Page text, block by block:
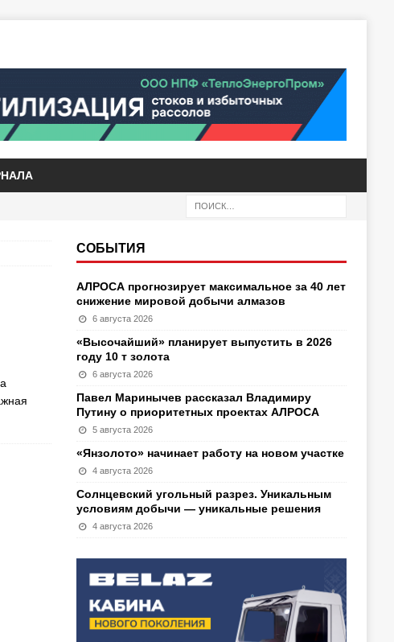
СОБЫТИЯ
АЛРОСА прогнозирует максимальное за 40 лет
снижение мировой добычи алмазов
6 августа 2026
«Высочайший» планирует выпустить в 2026
году 10 т золота
6 августа 2026
Павел Маринычев рассказал Владимиру
Путину о приоритетных проектах АЛРОСА
5 августа 2026
«Янзолото» начинает работу на новом участке
4 августа 2026
Солнцевский угольный разрез. Уникальным
условиям добычи — уникальные решения
4 августа 2026